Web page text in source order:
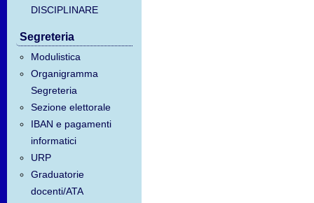
DISCIPLINARE
Segreteria
Modulistica
Organigramma
Segreteria
Sezione elettorale
IBAN e pagamenti
informatici
URP
Graduatorie
docenti/ATA